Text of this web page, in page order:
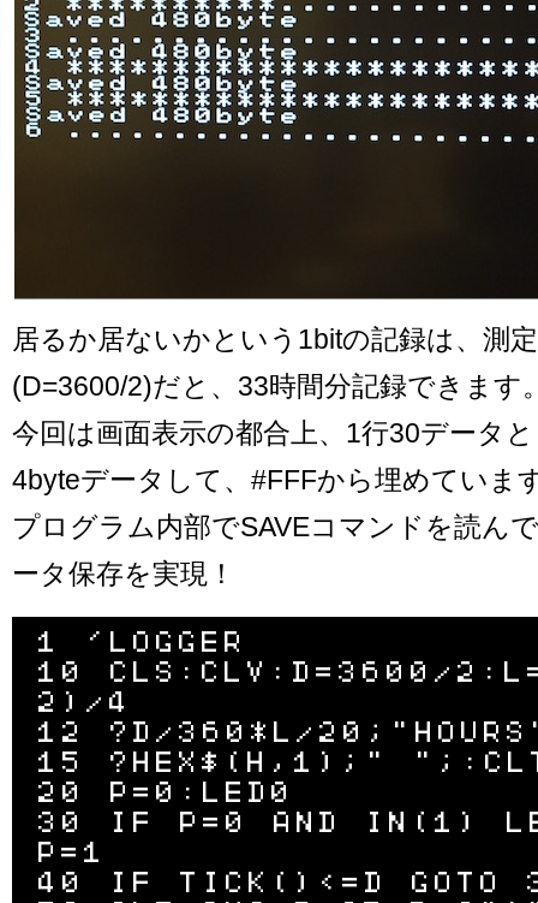
居るか居ないかという1bitの記録は、測
(D=3600/2)だと、33時間分記録できます
今回は画面表示の都合上、1行30データ
4byteデータして、#FFFから埋めていま
プログラム内部でSAVEコマンドを読ん
ータ保存を実現！
1 'LOGGER
10 CLS:CLV:D=3600/
2)/4
12 ?D/360*L/
15 ?HEX$(H,1);"
20 P=0:LED0
30 IF P=0 AND IN(1)
P=1
40 IF TICK()<=D GOTO